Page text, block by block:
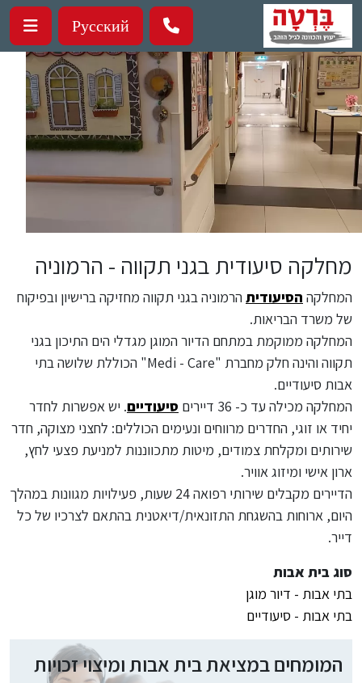
דילוג לתוכן העיקרי
Русский
מחלקה סיעודית בגני תקווה - הרמוניה
המחלקה הסיעודיתהרמוניה בגני תקווה מחזיקה ברישיון ובפיקוח
של משרד הבריאות.
המחלקה ממוקמת במתחם הדיור המוגן מגדלי הים התיכון בגני
תקווה והינה חלק מחברת "Medi - Care" הכוללת שלושה בתי
אבות סיעודיים.
המחלקה מכילה עד כ- 36 דיירים
סיעודיים. יש אפשרות לחדר
יחיד או זוגי, החדרים מרווחים ונעימים הכוללים: לחצני מצוקה, חדר
שירותים ומקלחת צמודים, מיטות מתכווננות למניעת פצעי לחץ,
ארון אישי ומיזוג אוויר.
הדיירים מקבלים שירותי רפואה 24 שעות, פעילויות מגוונות במהלך
היום, ארוחות בהשגחת התזונאית/דיאטנית בהתאם לצרכיו של כל
דייר.
סוג בית אבות
בתי אבות - דיור מוגן
בתי אבות - סיעודיים
המומחים במציאת בית אבות ומיצוי זכויות